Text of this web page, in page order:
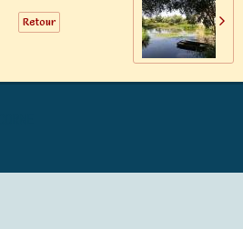
Retour